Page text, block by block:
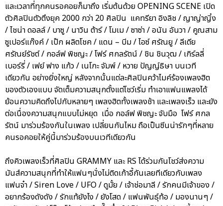
และเวลาที่ทุกคนรอคอยก็มาถึง เริ่มต้นด้วย OPENING SCENE เปิด
ตัวศิลปินตัวตึงยุค 2000 กว่า 20 ศิลปิน แคทรียา อิงลิช / ญาญ่าญิ๋ง
/ ไชน่า ดอลล์ / บาซู / นาวิน ต้าร์ / โมเม / ซาซ่า / อนัน อันวา / คูณสาม
ซูเปอร์แก๊งค์ / เป๊ก ผลิตโชค / แดน – บีม / ไอซ์ ศรัณยู / ลีเดีย
ศรัณย์รัชต์ / กอล์ฟ พิชญะ / โฟร์ ศกลรัตน์ / ชิน ชินวุฒ / เกิร์ลลี่
เบอร์รี่ / เฟย์ ฟาง แก้ว / เนโกะ จัมพ์ / หวาย ปัญญ์ธิษา บนเวที
เดียวกัน อย่างยิ่งใหญ่ หลังจากนั้นแต่ละศิลปินคว้าไมค์ร้องเพลงฮิต
ของตัวเองแบบ จัดเต็มความสนุกตั้งแต่โชว์เริ่ม ทำเอาแฟนแพลงได้
ย้อนความคิดถึงไปกับหลายๆ เพลงฮิตทั้งเพลงช้า และเพลงเร็ว และยัง
ต่อเนื่องความสนุกแบบไม่หยุด เมื่อ กอล์ฟ พิชญะ จับมือ โฟร์ ศกล
รัตน์ มาร่วมร้องกันในเพลง เปลี่ยนกันไหม ถือเป็นซีนน่ารักๆที่หลาย
คนรอคอยให้คู่นี้มาร่วมร้องบนเวทีเดียวกัน
ถึงคิวเพลงเร็วที่ศิลปิน GRAMMY และ RS ได้ร่วมกันโชว์ส่งความ
มันส์ความสนุกที่ทำให้แฟนๆนั่งไม่ติดเก้าอี้กันเลยทีเดียวกับเพลง
แฟนจ๋า / Siren Love / UFO / ดูมั้ย / เจ้าช่อมาลี / รักคนมีเจ้าของ /
อยากร้องดังดัง / รักแท้ยังไง / ยังโสด / แฟนพันธุ์ท้อ / มองนานๆ /